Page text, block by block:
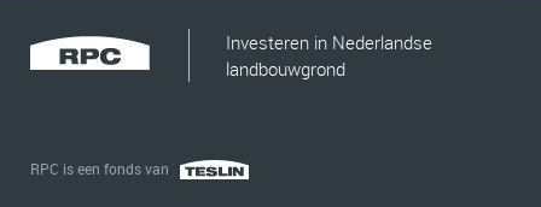
Investeren in Nederlandse
landbouwgrond
RPC is een fonds van